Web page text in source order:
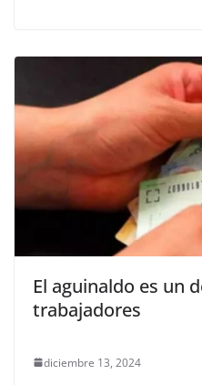
El aguinaldo es un
trabajadores
diciembre 13, 2024